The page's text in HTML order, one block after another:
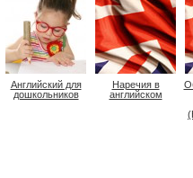
Английский для
дошкольников
Наречия в
английском